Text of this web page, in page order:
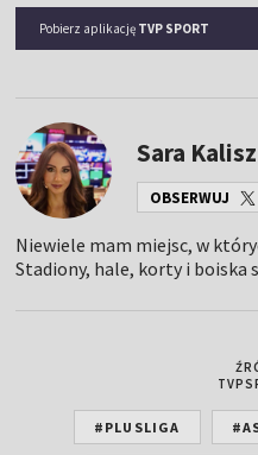
Pobierz aplikację TVP SPORT
Sara Kalisz
OBSERWUJ
Niewiele mam miejsc, w
Stadiony, hale, korty i boiska
#PLUSLIGA